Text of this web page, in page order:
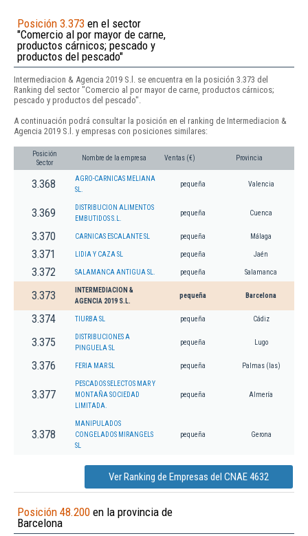
Posición 3.373 en el sector
"Comercio al por mayor de carne,
productos cárnicos; pescado y
productos del pescado"
Intermediacion & Agencia 2019 S.l. se encuentra en la posición 3.373 del
Ranking del sector "Comercio al por mayor de carne, productos cárnicos;
pescado y productos del pescado".
A continuación podrá consultar la posición en el ranking de Intermediacion &
Agencia 2019 S.l. y empresas con posiciones similares:
Posición
Sector
Nombre de la empresa Ventas (€) Provincia
3.368
AGRO-CARNICAS MELIANA
SL.
pequeña Valencia
3.369
DISTRIBUCION ALIMENTOS
EMBUTIDOS S.L.
pequeña Cuenca
3.370 CARNICAS ESCALANTE SL pequeña Málaga
3.371 LIDIA Y CAZA SL pequeña Jaén
3.372 SALAMANCA ANTIGUA SL. pequeña Salamanca
3.373
INTERMEDIACION &
AGENCIA 2019 S.L.
pequeña Barcelona
3.374 TIURBA SL pequeña Cádiz
3.375
DISTRIBUCIONES A
PINGUELA SL
pequeña Lugo
3.376 FERIA MAR SL pequeña Palmas (las)
3.377
PESCADOS SELECTOS MAR Y
MONTAÑA SOCIEDAD
LIMITADA.
pequeña Almería
3.378
MANIPULADOS
CONGELADOS MIRANGELS
SL
pequeña Gerona
Ver Ranking de Empresas del CNAE 4632
Posición 48.200 en la provincia de
Barcelona